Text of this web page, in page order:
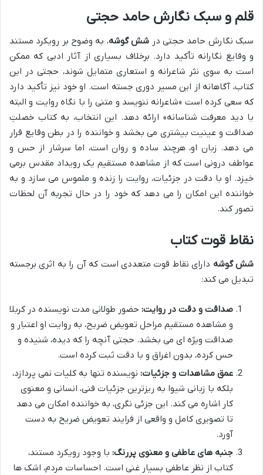
قلم و سبک نگارش حامد حجتی
سبک نگارش حامد حجتی در شش گوشه، به وضوح بر رویکرد مستند
و وقایع نگارانه تأکید دارد. برخلاف بسیاری از آثار ادبی که ممکن
است به سوی نثر شاعرانه و استعاری متمایل شوند، حجتی در این
کتاب، آگاهانه از این مسیر دوری جسته است. او خود نیز تأکید دارد
که سعی کرده است «شاعرانه ننویسد و متنی را با نگاه روایت و البته
با دید معرفت شناسانه» ارائه دهد. این انتخاب، به کتاب خصلتِ
صداقت و عینیت بیشتری می بخشد و خواننده را در بطن وقایع قرار
می دهد. زبان او، هرچند ساده و روان است، اما سرشار از حس و
عواطف درونی است که از مشاهده مستقیم یک رویداد مقدس برمی
خیزد. او با دقت در جزئیات، روایت را زنده و ملموس می سازد و به
خواننده این امکان را می دهد که خود را در حال تجربه آن لحظات
تصور کند.
نقاط قوت کتاب
شش گوشه دارای نقاط قوت متعددی است که آن را به اثری برجسته
تبدیل می کند:
صداقت و دقت در روایت: حضور طولانی مدت نویسنده در کربلا
و مشاهده مستقیم مراحل تعویض ضریح، به روایت او اعتبار و
صداقت ویژه ای می بخشد. حجتی آنچه را که دیده، شنیده و
حس کرده، بدون اغراق و با دقت ثبت کرده است.
عمق مشاهدات و جزئیات: نویسنده تنها به کلیات نمی پردازد،
بلکه با زبانی شیوا به ریزترین جزئیات فنی، انسانی و معنوی
کار اشاره می کند. این جزئی نگری، به خواننده امکان می دهد
تا تصویری کامل و واقعی از فرایند تعویض ضریح به دست
آورد.
جنبه های عاطفی و معنوی پررنگ: با وجود رویکرد مستند،
کتاب از نظر عاطفی بسیار غنی است. احساسات مردم، اشک ها